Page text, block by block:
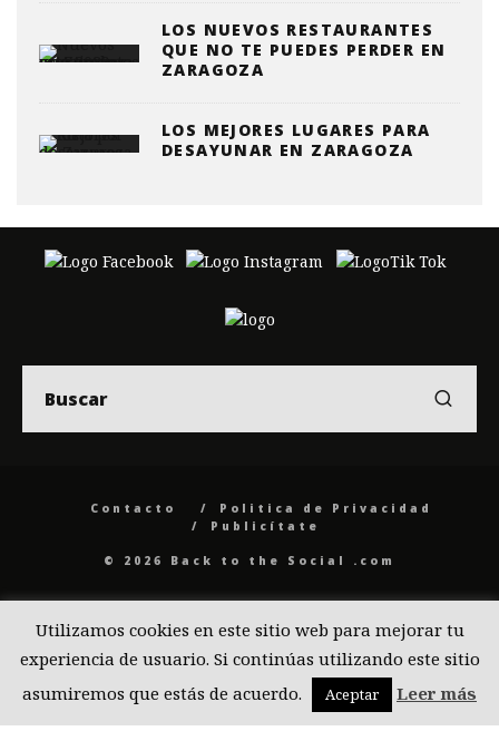
LOS NUEVOS RESTAURANTES
QUE NO TE PUEDES PERDER EN
ZARAGOZA
LOS MEJORES LUGARES PARA
DESAYUNAR EN ZARAGOZA
Contacto
Politica de Privacidad
Publicítate
© 2026 Back to the Social .com
Utilizamos cookies en este sitio web para mejorar tu
experiencia de usuario. Si continúas utilizando este sitio
asumiremos que estás de acuerdo.
Aceptar Leer más